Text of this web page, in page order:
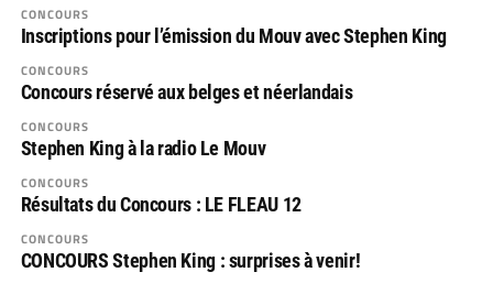
CONCOURS
Inscriptions pour l’émission du Mouv avec Stephen King
CONCOURS
Concours réservé aux belges et néerlandais
CONCOURS
Stephen King à la radio Le Mouv
CONCOURS
Résultats du Concours : LE FLEAU 12
CONCOURS
CONCOURS Stephen King : surprises à venir!